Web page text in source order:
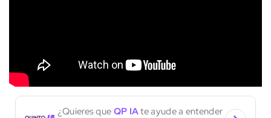
¿Quieres que QP IAte ayude a entender